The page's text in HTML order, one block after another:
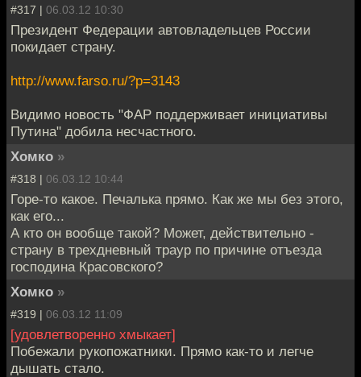
#317 | 06.03.12 10:30
Президент Федерации автовладельцев России
покидает страну.
http://www.farso.ru/?p=3143
Видимо новость "ФАР поддерживает инициативы
Путина" добила несчастного.
Хомко »
#318 | 06.03.12 10:44
Горе-то какое. Печалька прямо. Как же мы без этого,
как его...
А кто он вообще такой? Может, действительно -
страну в трехдневный траур по причине отъезда
господина Красовского?
Хомко »
#319 | 06.03.12 11:09
[удовлетворенно хмыкает]
Побежали рукопожатники. Прямо как-то и легче
дышать стало.